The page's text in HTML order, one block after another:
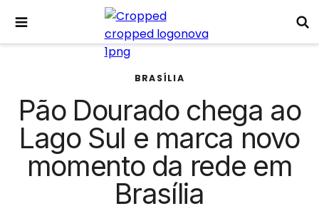
BRASÍLIA
Pão Dourado chega ao
Lago Sul e marca novo
momento da rede em
Brasília